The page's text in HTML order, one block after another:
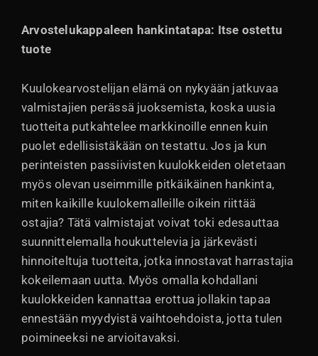
Arvostelukappaleen hankintatapa: Itse ostettu
tuote
Kuulokearvostelijan elämä on nykyään jatkuvaa
valmistajien perässä juoksemista, koska uusia
tuotteita putkahtelee markkinoille ennen kuin
puolet edellisistäkään on testattu. Jos ja kun
perinteisten passiivisten kuulokkeiden oletetaan
myös olevan useimmille pitkäikäinen hankinta,
miten kaikille kuulokemalleille oikein riittää
ostajia? Tätä valmistajat voivat toki edesauttaa
suunnittelemalla houkuttelevia ja järkevästi
hinnoiteltuja tuotteita, jotka innostavat harrastajia
kokeilemaan uutta. Myös omalla kohdallani
kuulokkeiden kannattaa erottua jollakin tapaa
ennestään myydyistä vaihtoehdoista, jotta tulen
poimineeksi ne arvioitavaksi.